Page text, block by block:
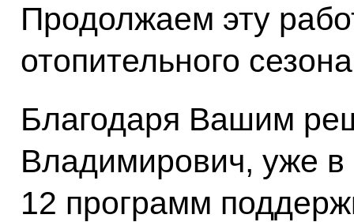
Продолжаем эту
отопительного
Благодаря Вашим
Владимирович, уже в
12 программ